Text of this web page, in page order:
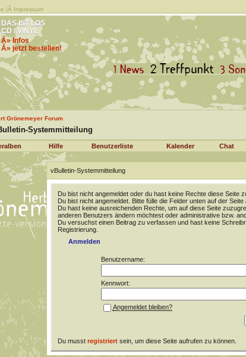
|Â Impressum
DAS IST LOS
CD / VINYL
Â» Infos
Â» jetzt bestellen!
Grönemeyer Forum
Systemmitteilung
Hilfe Benutzerliste Kalender Chat
vBulletin-Systemmitteilung
Du bist nicht angemeldet oder du hast keine Rechte diese Seite
Du bist nicht angemeldet. Bitte fülle die Felder unten auf der
Du hast keine ausreichenden Rechte, um auf diese Seite
anderen Benutzers ändern möchtest oder administrative bzw.
Du versuchst einen Beitrag zu verfassen und hast keine
Registrierung.
Anmelden
Benutzername:
Kennwort:
Angemeldet bleiben?
Du musst registriertsein, um diese Seite aufrufen zu können.